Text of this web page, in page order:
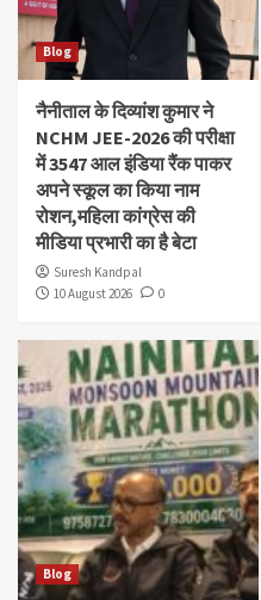
Blog
नैनीताल के दिव्यांश‌ कुमार ने
NCHM JEE-2026 की परीक्षा
में 3547 आल इंडिया रैंक पाकर
अपने स्कूल का किया नाम
रोशन,महिला कांग्रेस की
मीडिया प्रभारी का है बेटा
Suresh Kandpal
10 August 2026
0
Blog